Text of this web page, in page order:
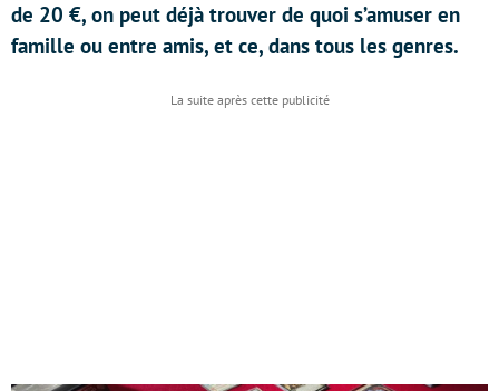
de 20 €, on peut déjà trouver de quoi s’amuser en
famille ou entre amis, et ce, dans tous les genres.